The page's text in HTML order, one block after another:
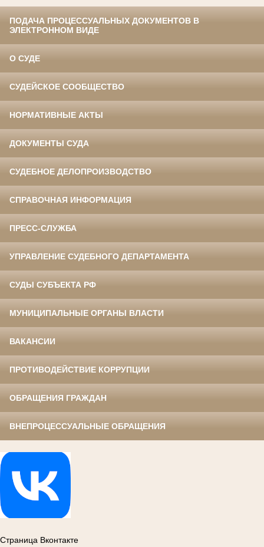
ПОДАЧА ПРОЦЕССУАЛЬНЫХ ДОКУМЕНТОВ В
ЭЛЕКТРОННОМ ВИДЕ
О СУДЕ
СУДЕЙСКОЕ СООБЩЕСТВО
НОРМАТИВНЫЕ АКТЫ
ДОКУМЕНТЫ СУДА
СУДЕБНОЕ ДЕЛОПРОИЗВОДСТВО
СПРАВОЧНАЯ ИНФОРМАЦИЯ
ПРЕСС-СЛУЖБА
УПРАВЛЕНИЕ СУДЕБНОГО ДЕПАРТАМЕНТА
СУДЫ СУБЪЕКТА РФ
МУНИЦИПАЛЬНЫЕ ОРГАНЫ ВЛАСТИ
ВАКАНСИИ
ПРОТИВОДЕЙСТВИЕ КОРРУПЦИИ
ОБРАЩЕНИЯ ГРАЖДАН
ВНЕПРОЦЕССУАЛЬНЫЕ ОБРАЩЕНИЯ
Страница Вконтакте